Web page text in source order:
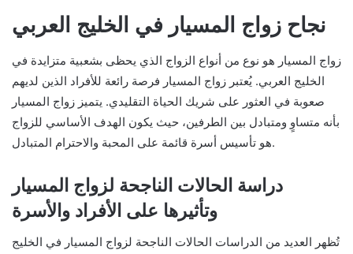
نجاح زواج المسيار في الخليج العربي
زواج المسيار هو نوع من أنواع الزواج الذي يحظى بشعبية متزايدة في
الخليج العربي. يُعتبر زواج المسيار فرصة رائعة للأفراد الذين لديهم
صعوبة في العثور على شريك الحياة التقليدي. يتميز زواج المسيار
بأنه متساوٍ ومتبادل بين الطرفين، حيث يكون الهدف الأساسي للزواج
هو تأسيس أسرة قائمة على المحبة والاحترام المتبادل.
دراسة الحالات الناجحة لزواج المسيار
وتأثيرها على الأفراد والأسرة
تُظهر العديد من الدراسات الحالات الناجحة لزواج المسيار في الخليج